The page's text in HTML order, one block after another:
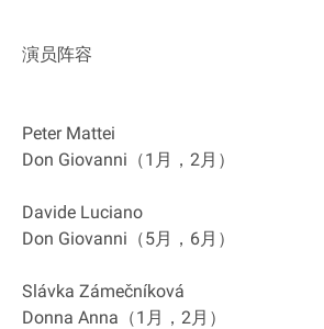
演员阵容
Peter Mattei
Don Giovanni（1月，2月）
Davide Luciano
Don Giovanni（5月，6月）
Slávka Zámečníková
Donna Anna（1月，2月）